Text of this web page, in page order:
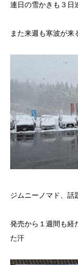
連日の雪かきも３日
また来週も寒波が来
ジムニーノマド、話
発売から１週間も経
た汗